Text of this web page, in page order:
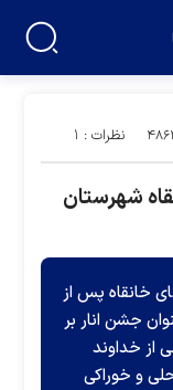
نظرات : ۱
شهرستان
خانقاه پس از
جشن انار بر
از خداوند
و خوراکی